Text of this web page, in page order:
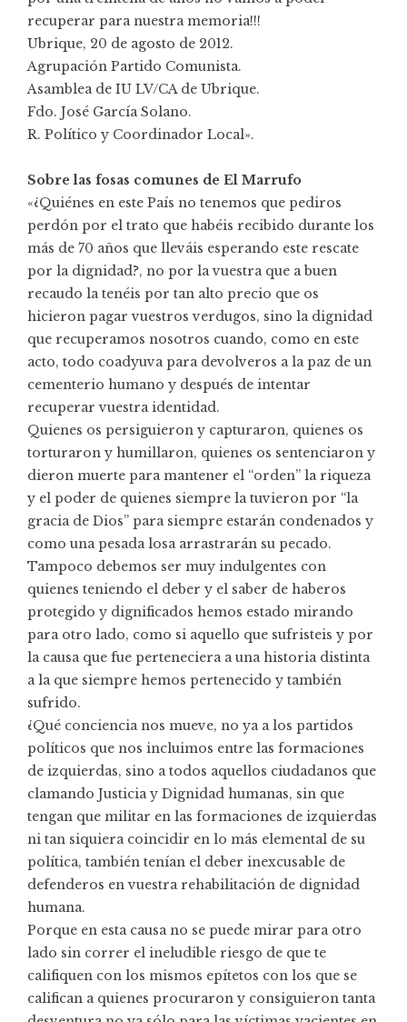
recuperar para nuestra memoria!!!
Ubrique, 20 de agosto de 2012.
Agrupación Partido Comunista.
Asamblea de IU LV/CA de Ubrique.
Fdo. José García Solano.
R. Político y Coordinador Local».
Sobre las fosas comunes de El Marrufo
«¿Quiénes en este País no tenemos que pediros
perdón por el trato que habéis recibido durante los
más de 70 años que lleváis esperando este rescate
por la dignidad?, no por la vuestra que a buen
recaudo la tenéis por tan alto precio que os
hicieron pagar vuestros verdugos, sino la dignidad
que recuperamos nosotros cuando, como en este
acto, todo coadyuva para devolveros a la paz de un
cementerio humano y después de intentar
recuperar vuestra identidad.
Quienes os persiguieron y capturaron, quienes os
torturaron y humillaron, quienes os sentenciaron y
dieron muerte para mantener el “orden” la riqueza
y el poder de quienes siempre la tuvieron por “la
gracia de Dios” para siempre estarán condenados y
como una pesada losa arrastrarán su pecado.
Tampoco debemos ser muy indulgentes con
quienes teniendo el deber y el saber de haberos
protegido y dignificados hemos estado mirando
para otro lado, como si aquello que sufristeis y por
la causa que fue perteneciera a una historia distinta
a la que siempre hemos pertenecido y también
sufrido.
¿Qué conciencia nos mueve, no ya a los partidos
políticos que nos incluimos entre las formaciones
de izquierdas, sino a todos aquellos ciudadanos que
clamando Justicia y Dignidad humanas, sin que
tengan que militar en las formaciones de izquierdas
ni tan siquiera coincidir en lo más elemental de su
política, también tenían el deber inexcusable de
defenderos en vuestra rehabilitación de dignidad
humana.
Porque en esta causa no se puede mirar para otro
lado sin correr el ineludible riesgo de que te
califiquen con los mismos epítetos con los que se
califican a quienes procuraron y consiguieron tanta